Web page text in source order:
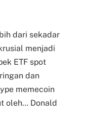
dari sekadar
menjadi
ETF spot
dan
memecoin
oleh… Donald